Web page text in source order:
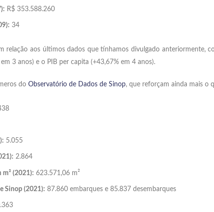
R$ 353.588.260
34
relação aos últimos dados que tínhamos divulgado anteriormente,
3 anos) e o PIB per capita (+43,67% em 4 anos).
do Observatório de Dados de Sinop, que reforçam ainda mais o
5.055
2.864
m² (2021): 623.571,06 m²
Sinop (2021): 87.860 embarques e 85.837 desembarques